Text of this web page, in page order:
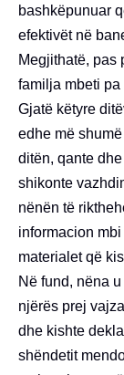
bashkëpunuar
efektivët në
Megjithatë, pas
familja mbeti
Gjatë këtyre
edhe më
ditën, qante
shikonte
nënën të
informacion
materialet që
Në fund, nëna
njërës prej
dhe kishte
shëndetit